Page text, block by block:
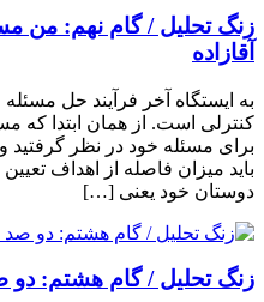
زنگ تحلیل / گام نهم: من
آقازاده
به ایستگاه آخر فرآیند حل
کنترلی است. از همان ابتدا که
برای مسئله خود در نظر گرفتید و
باید میزان فاصله از اهداف
دوستان خود یعنی […]
زنگ تحلیل / گام هشتم: دو